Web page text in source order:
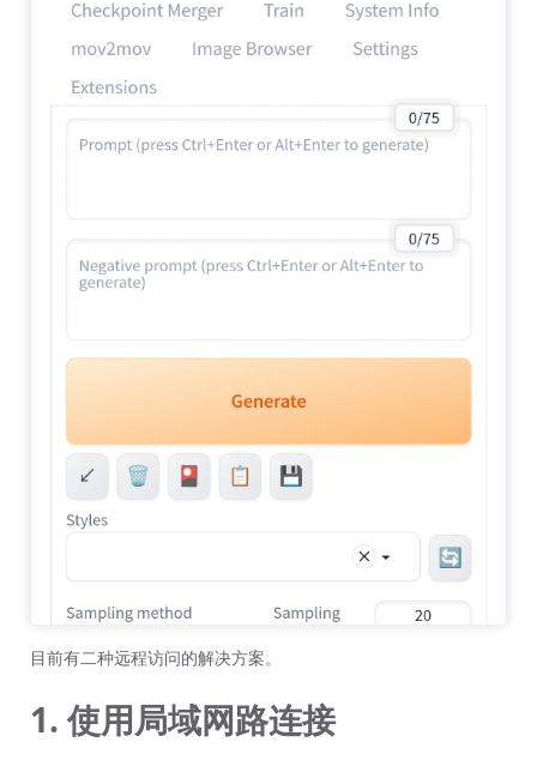
目前有二种远程访问的解决方案。
1. 使用局域网路连接